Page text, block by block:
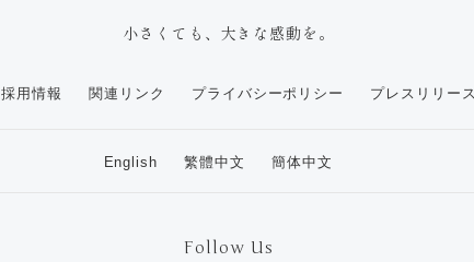
小さくても、大きな感動を。
採用情報 関連リンク プライバシーポリシー プレスリリース
English 繁體中文 簡体中文
Follow Us